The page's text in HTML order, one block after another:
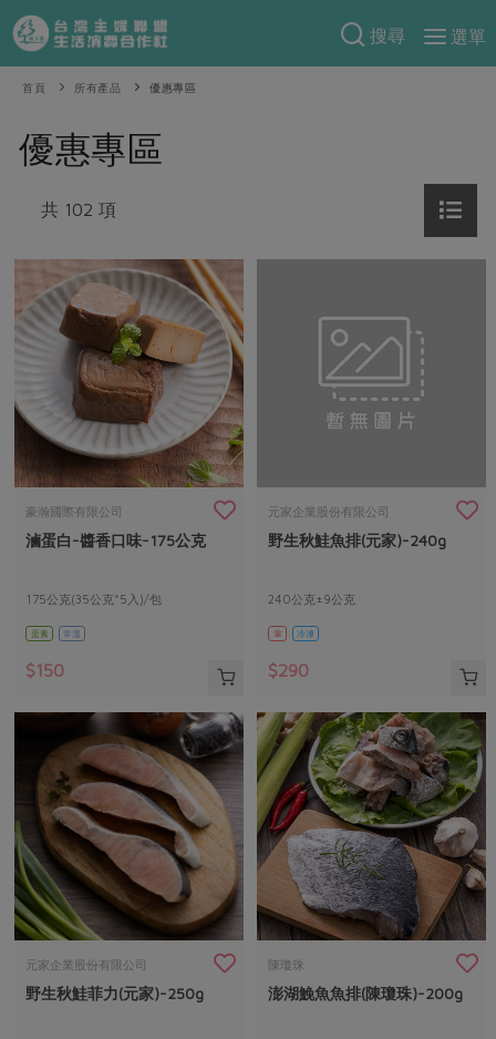
搜尋
選單
產品分類
當季蔬果
一籃菜
芽苗類
奶蛋豆・五穀
肉品・水產
水畜加工品
調理食材・點心
調味醬料/南北貨 烘焙
居家好物
美妝保養 個人清潔
家庭清潔 織品
日用品 圖書禮品
食譜料理
肉食
海鮮
蔬食
蛋料理
料理方式
醬料
湯品．鍋物
涼拌沙拉
飲品
主題食譜
異國料理
年菜食譜
把最好的台灣味帶回家！
防災用品預購圓滿結束
2026年端午節預購圓滿結束
更多預購活動
當季產品
傳到心坎裡，誠心又澎派
合作25-精選產品第四彈
更多當季產品
議題活動
主婦聯盟X樂齡網特約優惠案
30%rPET紅烏龍茶
2024農業發展計畫年度報告
更多議題活動
傳到心坎裡，誠心又澎派
觀點文章
主婦食堂 一籃菜真心話
社內大小事 合作聯合國
產品故事
樂齡生活
廚房瑜伽
減硝酸鹽
減塑減廢
公益金 食農教育
更多議題
生活者e週報
綠主張月刊
典藏閱覽室
關於合作社
認識合作社
關於我們
合作社組織
員工與求才
自主把關
檢驗報告
硝酸鹽檢驗
社員權益
合作社法規
社務專區
選舉專區
媒體報導
重要公告
首頁 所有產品 優惠專區
優惠專區
共 102 項
豪瀚國際有限公司
滷蛋白-醬香口味-175公克
175公克(35公克*5入)/包
蛋素 常溫
$150
元家企業股份有限公司
野生秋鮭魚排(元家)-240g
240公克±9公克
葷 冷凍
$290
元家企業股份有限公司
野生秋鮭菲力(元家)-250g
陳瓊珠
澎湖鮸魚魚排(陳瓊珠)-200g